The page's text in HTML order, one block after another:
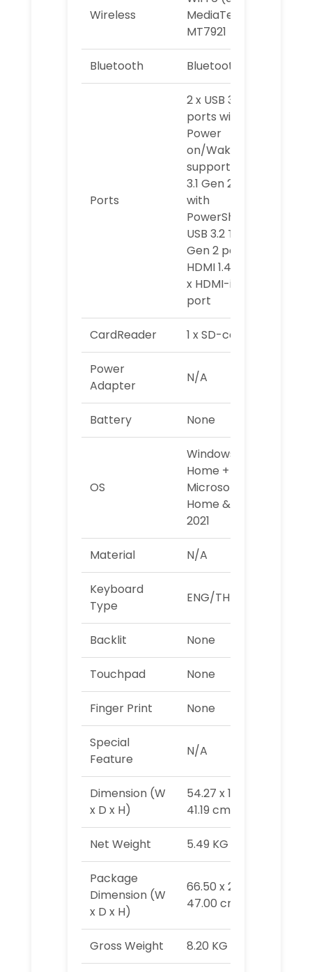
Wireless
MediaTek
MT7921
Bluetooth Bluetooth 5.2
Ports
2 x USB 3.1 Gen 1
ports with
Power
on/Wake-up
support, 1 x USB
3.1 Gen 2 port
with
PowerShare, 1 x
USB 3.2 Type-C
Gen 2 port, 1 x
HDMI 1.4b port, 1
x HDMI-in 1.4b
port
CardReader 1 x SD-card slot
Power
Adapter
N/A
Battery None
OS
Windows 11
Home +
Microsoft Office
Home & Student
2021
Material N/A
Keyboard
Type
ENG/TH Key
Backlit None
Touchpad None
Finger Print None
Special
Feature
N/A
Dimension (W
x D x H)
54.27 x 19.95 x
41.19 cm
Net Weight 5.49 KG
Package
Dimension (W
x D x H)
66.50 x 21.00 x
47.00 cm
Gross Weight 8.20 KG